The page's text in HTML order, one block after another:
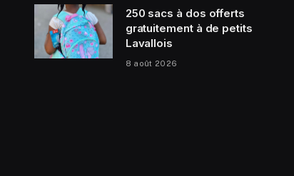
250 sacs à dos offerts
gratuitement à de petits
Lavallois
8 août 2026